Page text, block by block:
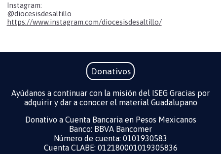
Instagram:
@diocesisdesaltillo
https://www.instagram.com/diocesisdesaltillo/
Donativos
Ayúdanos a continuar con la misión del ISEG Gracias por
adquirir y dar a conocer el material Guadalupano
Donativo a Cuenta Bancaria en Pesos Mexicanos
Banco: BBVA Bancomer
Número de cuenta: 0101930583
Cuenta CLABE: 012180001019305836